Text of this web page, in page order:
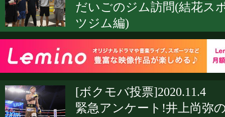
だいごのジム訪問(結花ス
ツジム編)
[ボクモバ投票]2020.11.4
緊急アンケート!井上尚弥